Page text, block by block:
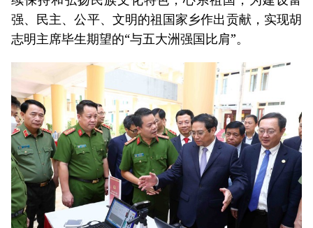
强、民主、公平、文明的祖国家乡作出贡献，实现胡
志明主席毕生期望的“与五大洲强国比肩”。